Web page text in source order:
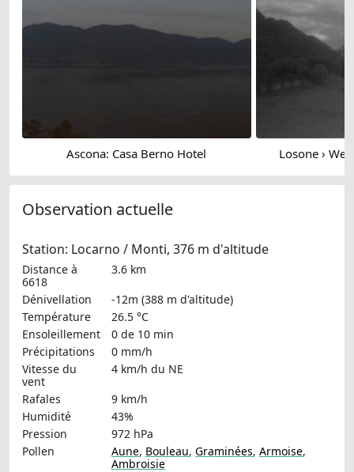
Ascona: Casa Berno Hotel Losone ›
Observation actuelle
Station: Locarno / Monti, 376 m d'altitude
Distance à
6618
3.6 km
Dénivellation
-12m (388 m d'altitude)
Température
26.5 °C
Ensoleillement
0 de 10 min
Précipitations
0 mm/h
Vitesse du
vent
4 km/h du NE
Rafales
9 km/h
Humidité
43%
Pression
972 hPa
Pollen
Aune, Bouleau, Graminées, Armoise,
Ambroisie